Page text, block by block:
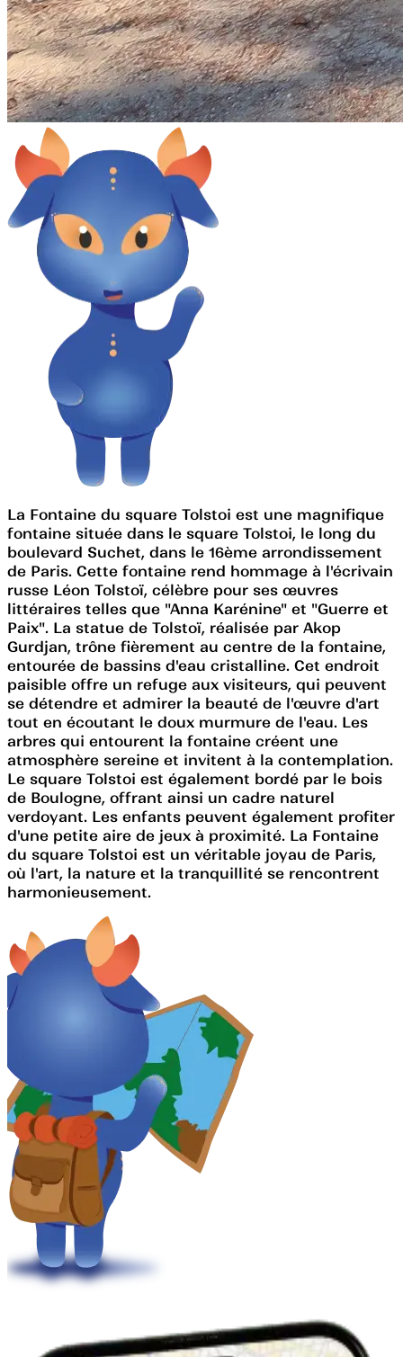
La Fontaine du square Tolstoi est une magnifique
fontaine située dans le square Tolstoi, le long du
boulevard Suchet, dans le 16ème arrondissement
de Paris. Cette fontaine rend hommage à l'écrivain
russe Léon Tolstoï, célèbre pour ses œuvres
littéraires telles que "Anna Karénine" et "Guerre et
Paix". La statue de Tolstoï, réalisée par Akop
Gurdjan, trône fièrement au centre de la fontaine,
entourée de bassins d'eau cristalline. Cet endroit
paisible offre un refuge aux visiteurs, qui peuvent
se détendre et admirer la beauté de l'œuvre d'art
tout en écoutant le doux murmure de l'eau. Les
arbres qui entourent la fontaine créent une
atmosphère sereine et invitent à la contemplation.
Le square Tolstoi est également bordé par le bois
de Boulogne, offrant ainsi un cadre naturel
verdoyant. Les enfants peuvent également profiter
d'une petite aire de jeux à proximité. La Fontaine
du square Tolstoi est un véritable joyau de Paris,
où l'art, la nature et la tranquillité se rencontrent
harmonieusement.